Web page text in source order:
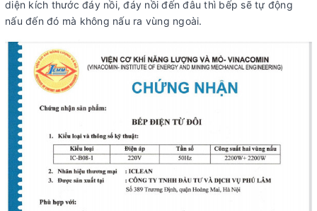
diện kích thước đáy nồi, đáy nồi đến đâu thì bếp sẽ tự động
nấu đến đó mà không nấu ra vùng ngoài.